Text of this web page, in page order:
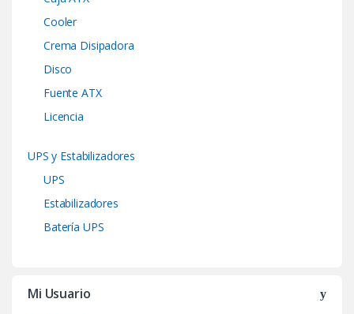
Cooler
Crema Disipadora
Disco
Fuente ATX
Licencia
UPS y Estabilizadores
UPS
Estabilizadores
Batería UPS
Mi Usuario